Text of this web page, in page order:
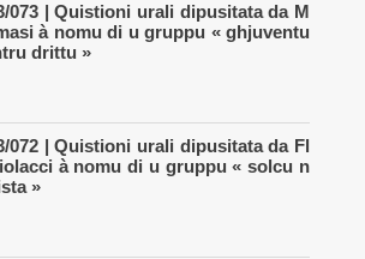
073 | Quistioni urali dipusitata da M
à nomu di u gruppu « ghjuventu
drittu »
072 | Quistioni urali dipusitata da Fl
à nomu di u gruppu « solcu n
»